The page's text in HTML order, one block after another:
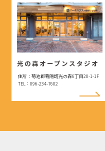
光の森オープンスタジオ
住所：菊池郡菊陽町光の森6丁目20-1-1F
TEL：096-234-7602